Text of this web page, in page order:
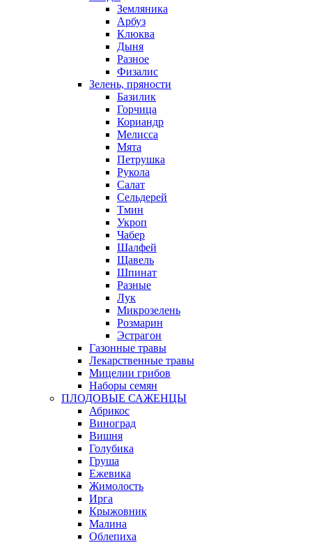
Земляника
Арбуз
Клюква
Дыня
Разное
Физалис
Зелень, пряности
Базилик
Горчица
Кориандр
Мелисса
Мята
Петрушка
Рукола
Салат
Сельдерей
Тмин
Укроп
Чабер
Шалфей
Щавель
Шпинат
Разные
Лук
Микрозелень
Розмарин
Эстрагон
Газонные травы
Лекарственные травы
Мицелии грибов
Наборы семян
ПЛОДОВЫЕ САЖЕНЦЫ
Абрикос
Виноград
Вишня
Голубика
Груша
Ежевика
Жимолость
Ирга
Крыжовник
Малина
Облепиха